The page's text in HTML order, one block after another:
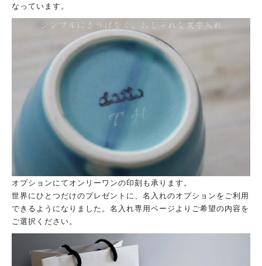
なっています。
オプションにてオンリーワンの印刻も承ります。
世界にひとつだけのプレゼントに、名入れのオプションをご利用
できるようになりました。名入れ専用ページよりご希望の内容を
ご選択ください。